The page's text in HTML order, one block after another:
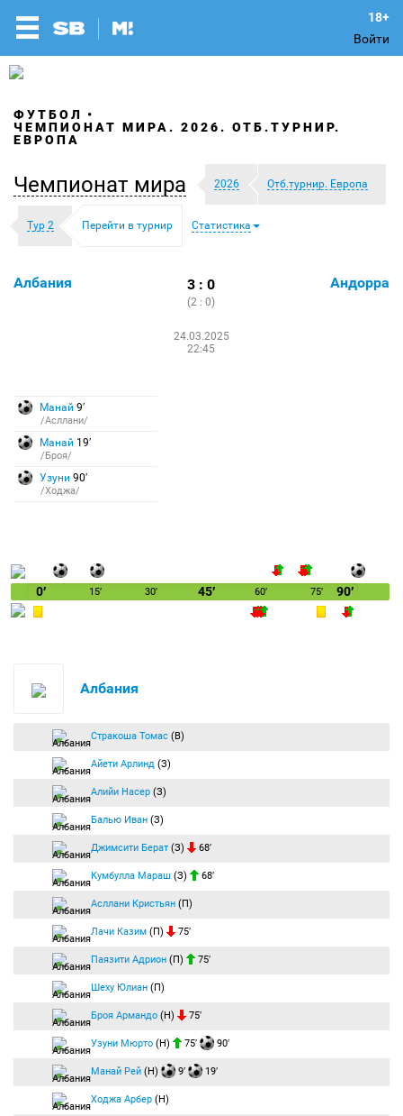
Войти
ФУТБОЛ
ЧЕМПИОНАТ МИРА. 2026. ОТБ.ТУРНИР.
ЕВРОПА
Чемпионат мира 2026 Отб.турнир. Европа
Тур 2 Перейти в турнир Статистика
Албания 3 : 0
(2 : 0)
24.03.2025
22:45
Андорра
Манай 9′
/Асллани/
Манай 19′
/Броя/
Узуни 90′
/Ходжа/
0′ 15′ 30′ 45′ 60′ 75′ 90′
Албания
Стракоша Томас (В)
Айети Арлинд (З)
Алийи Насер (З)
Балью Иван (З)
Джимсити Берат (З) 68′
Кумбулла Мараш (З) 68′
Асллани Кристьян (П)
Лачи Казим (П) 75′
Паязити Адрион (П) 75′
Шеху Юлиан (П)
Броя Армандо (Н) 75′
Узуни Мюрто (Н) 75′ 90′
Манай Рей (Н) 9′ 19′
Ходжа Арбер (Н)